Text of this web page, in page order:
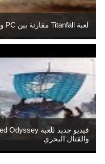
لعبة Titanfall مقارنة بين PC و XBOX ONE ايهما افضل
والقتال البحري